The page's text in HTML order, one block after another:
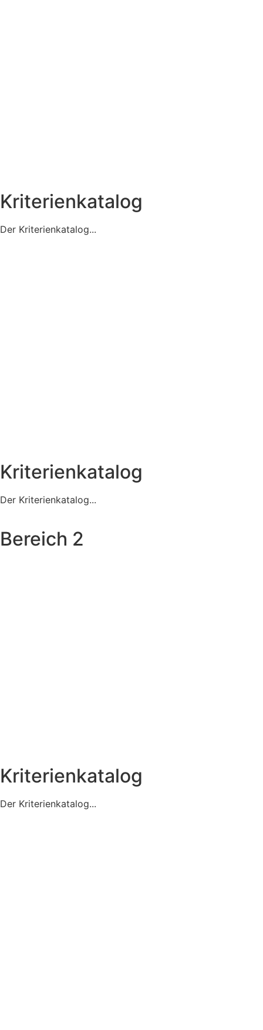
Kriterienkatalog
Der Kriterienkatalog...
Kriterienkatalog
Der Kriterienkatalog...
Bereich 2
Kriterienkatalog
Der Kriterienkatalog...